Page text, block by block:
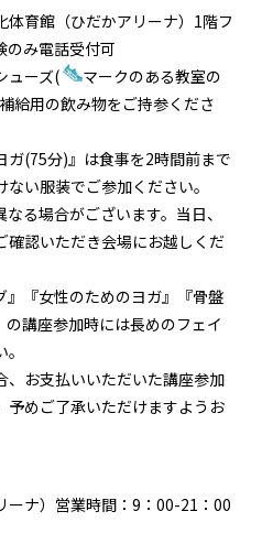
体育館（ひだかアリーナ）1階フ
み電話受付可
ューズ(
マークのある教室の
給用の飲み物をご持参くださ
ガ(75分)』は食事を2時間前まで
い服装でご参加ください。
る場合がございます。当日、
確認いただき会場にお越しくだ
』『女性のためのヨガ』『骨盤
講座参加時には長めのフェイ
、お支払いいただいた講座参加
予めご了承いただけますようお
ーナ）営業時間：9：00-21：00